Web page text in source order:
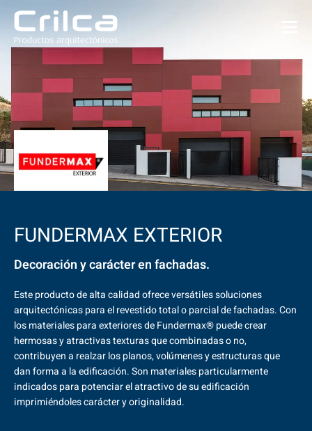
FUNDERMAX EXTERIOR
Decoración y carácter en fachadas.
Este producto de alta calidad ofrece versátiles soluciones
arquitectónicas para el revestido total o parcial de fachadas. Con
los materiales para exteriores de Fundermax® puede crear
hermosas y atractivas texturas que combinadas o no,
contribuyen a realzar los planos, volúmenes y estructuras que
dan forma a la edificación. Son materiales particularmente
indicados para potenciar el atractivo de su edificación
imprimiéndoles carácter y originalidad.